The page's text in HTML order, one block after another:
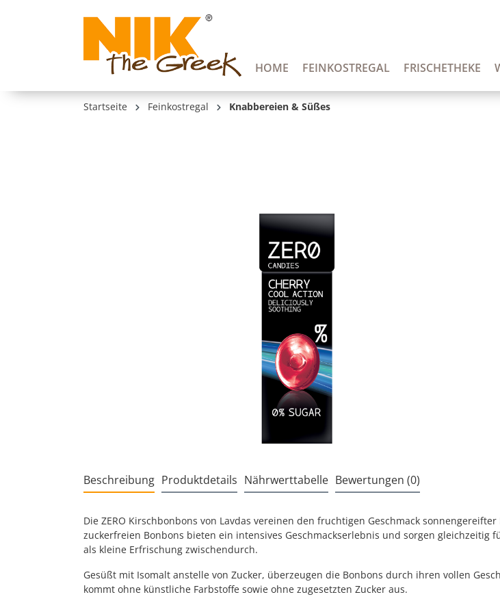
Zur Hauptnavigation springen
HOME FEINKOSTREGAL FRISCHETHEKE
Startseite Feinkostregal Knabbereien & Süßes
Beschreibung Produktdetails Nährwerttabelle Bewertungen (0)
Die ZERO Kirschbonbons von Lavdas vereinen den fruchtigen Geschmack
zuckerfreien Bonbons bieten ein intensives Geschmackserlebnis und sorgen
als kleine Erfrischung zwischendurch.
Gesüßt mit Isomalt anstelle von Zucker, überzeugen die Bonbons durch ihren vollen
kommt ohne künstliche Farbstoffe sowie ohne zugesetzten Zucker aus.